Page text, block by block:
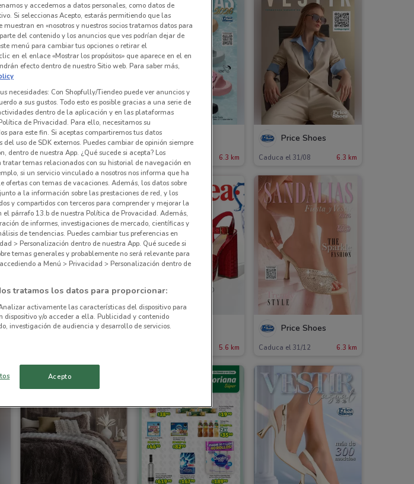
Price Shoes
Caduca el 31/12 6.3 km
Price Shoes
Caduca el 31/12 6.3 km
Price Shoes
Caduca el 31/08 6.3 km
NUEVO
Soriana Híper Andrea
5.6 km
Price Shoes
Caduca el 31/12 6.3 km
y accedemos a datos personales, como datos de
Si seleccionas Acepto, estarás permitiendo que las
en «nosotros y nuestros socios tratamos datos para
del contenido y los anuncios que ves podrían dejar de
menú para cambiar tus opciones o retirar el
en el enlace «Mostrar los propósitos» que aparece en el en
efecto dentro de nuestro Sitio web. Para saber más,
necesidades: Con Shopfully/Tiendeo puede ver anuncios y
a sus gustos. Todo esto es posible gracias a una serie de
dentro de la aplicación y en las plataformas
de Privacidad. Para ello, necesitamos su
para este fin. Si aceptas compartiremos tus datos
uso de SDK externos. Puedes cambiar de opinión siempre
dentro de nuestra App. ¿Qué sucede si acepta? Los
temas relacionados con su historial de navegación en
si un servicio vinculado a nosotros nos informa que ha
con temas de vacaciones. Además, los datos sobre
a la información sobre las prestaciones de red, y los
y compartidos con terceros para comprender y mejorar la
párrafo 13.b de nuestra Política de Provacidad. Además,
de informes, investigaciones de mercado, científicas y
de tendencias. Puedes cambiar tus preferencias en
> Personalización dentro de nuestra App. Qué sucede si
temas generales y probablemente no será relevante para
a Menú > Privacidad > Personalización dentro de
tratamos los datos para proporcionar:
activamente las características del dispositivo para
y/o acceder a ella. Publicidad y contenido
investigación de audiencia y desarrollo de servicios.
Acepto